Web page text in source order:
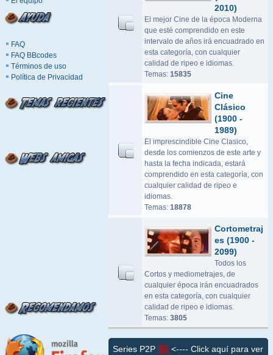
FAQ
FAQ BBcodes
Términos de uso
Política de Privacidad
2010)
El mejor Cine de la época Moderna
que esté comprendido en este
intervalo de años irá encuadrado en
esta categoría, con cualquier
calidad de ripeo e idiomas.
Temas: 15835
Cine
Clásico
(1900 -
1989)
El imprescindible Cine Clasico,
desde los comienzos de este arte y
hasta la fecha indicada, estará
comprendido en esta categoría, con
cualquier calidad de ripeo e
idiomas.
Temas: 18878
Cortometraj
es (1900 -
2099)
Todos los
Cortos y mediometrajes, de
cualquier época irán encuadrados
en esta categoría, con cualquier
calidad de ripeo e idiomas.
Temas: 3805
Series P2P
<---- Click aquí para ver